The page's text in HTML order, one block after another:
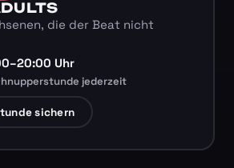
die der Beat nicht
Uhr
jederzeit
sichern